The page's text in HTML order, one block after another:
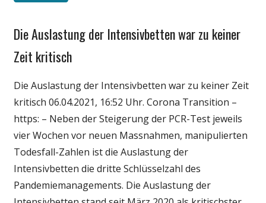
Gesellschaft
Wirtschaft
Wissenschaft
Die Auslastung der Intensivbetten war zu keiner
Zeit kritisch
Die Auslastung der Intensivbetten war zu keiner Zeit
kritisch 06.04.2021, 16:52 Uhr. Corona Transition –
https: – Neben der Steigerung der PCR-Test jeweils
vier Wochen vor neuen Massnahmen, manipulierten
Todesfall-Zahlen ist die Auslastung der
Intensivbetten die dritte Schlüsselzahl des
Pandemiemanagements. Die Auslastung der